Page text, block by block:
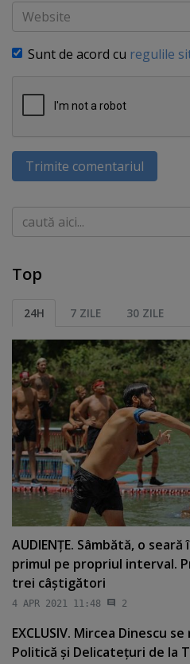
Website
Sunt de acord cu regulile
Trimite comentariul
Caută
Top
24H 7 ZILE 30 ZILE
AUDIENŢE. Sâmbătă, o
primul pe propriul interval.
trei câştigători
4 APR 2021 11:48 2
EXCLUSIV. Mircea Dinescu
Politică şi Delicateţuri de la